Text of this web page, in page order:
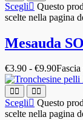
Scegli
Questo
scelte nella pagina
Mesauda
€3.90 - €9.90
Scegli
Questo
scelte nella pagina